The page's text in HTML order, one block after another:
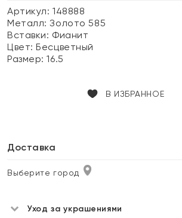
Артикул: 148888
Металл:Золото 585
Вставки: Фианит
Цвет:Бесцветный
Размер:16.5
В ИЗБРАННОЕ
Доставка
Выберите город
Уход за украшениями